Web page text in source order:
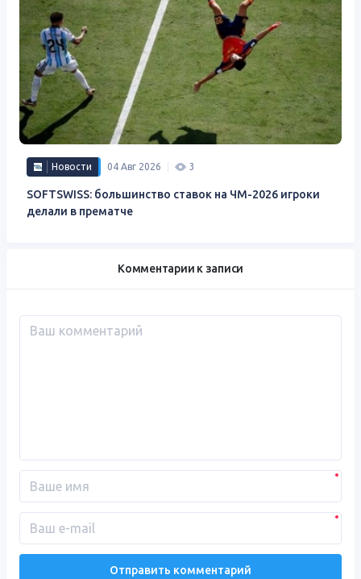
Новости 04 Авг 2026 3
SOFTSWISS: большинство ставок на ЧМ-2026 игроки
делали в прематче
Комментарии к записи